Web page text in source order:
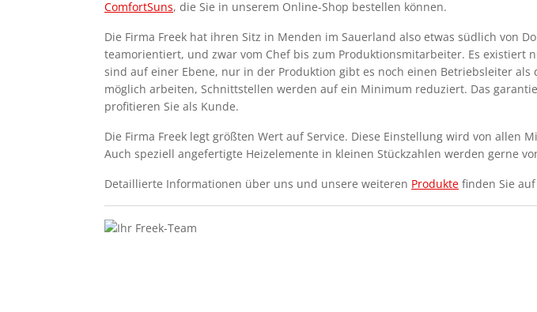
ComfortSuns, die Sie in unserem Online-Shop bestellen können.
Die Firma Freek hat ihren Sitz in Menden im Sauerland also etwas südlich von
teamorientiert, und zwar vom Chef bis zum Produktionsmitarbeiter. Es
sind auf einer Ebene, nur in der Produktion gibt es noch einen Betriebsleiter
möglich arbeiten, Schnittstellen werden auf ein Minimum reduziert. Das
profitieren Sie als Kunde.
Die Firma Freek legt größten Wert auf Service. Diese Einstellung wird von
Auch speziell angefertigte Heizelemente in kleinen Stückzahlen werden gerne
Detaillierte Informationen über uns und unsere weiteren Produkte finden Sie